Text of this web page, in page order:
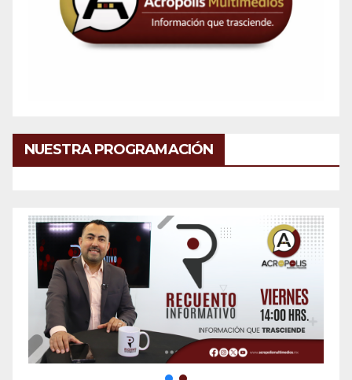
NUESTRA PROGRAMACIÓN